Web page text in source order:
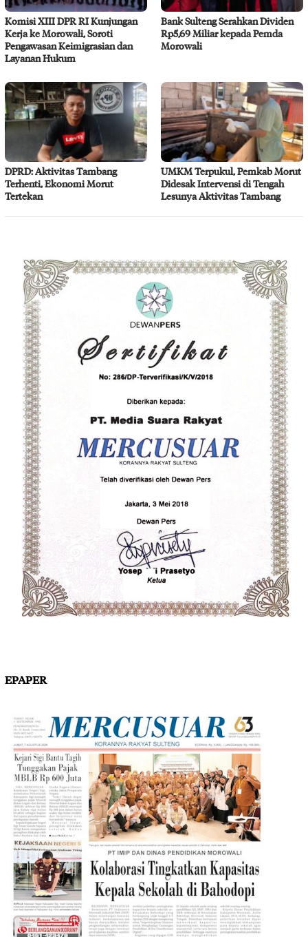
Komisi XIII DPR RI Kunjungan
Kerja ke Morowali, Soroti
Pengawasan Keimigrasian dan
Layanan Hukum
Bank Sulteng Serahkan Dividen
Rp5,69 Miliar kepada Pemda
Morowali
DPRD: Aktivitas Tambang
Terhenti, Ekonomi Morut
Tertekan
UMKM Terpukul, Pemkab Morut
Didesak Intervensi di Tengah
Lesunya Aktivitas Tambang
EPAPER